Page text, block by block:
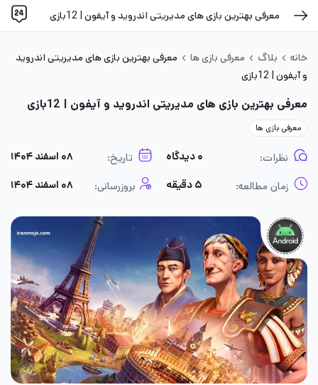
معرفی بهترین بازی های مدیریتی اندروید و آیفون | 12بازی
خانه بلاگ معرفی بازی ها
معرفی بهترین بازی های مدیریتی اندروید
و آیفون | 12بازی
معرفی بهترین بازی های مدیریتی اندروید و آیفون | 12بازی
معرفی بازی ها
نظرات: ۰ دیدگاه تاریخ: ۰۸ اسفند ۱۴۰۴
زمان مطالعه: ۵ دقیقه بروزرسانی: ۰۸ اسفند ۱۴۰۴